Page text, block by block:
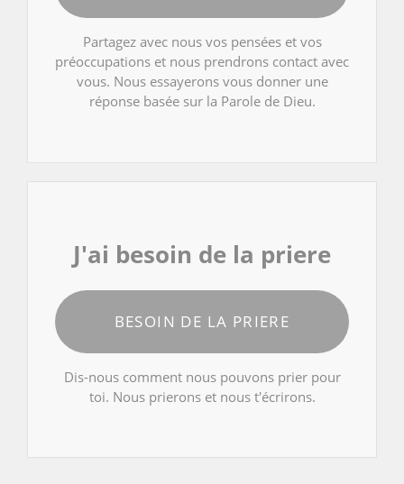
Partagez avec nous vos pensées et vos
préoccupations et nous prendrons contact avec
vous. Nous essayerons vous donner une
réponse basée sur la Parole de Dieu.
J'ai besoin de la priere
BESOIN DE LA PRIERE
Dis-nous comment nous pouvons prier pour
toi. Nous prierons et nous t'écrirons.